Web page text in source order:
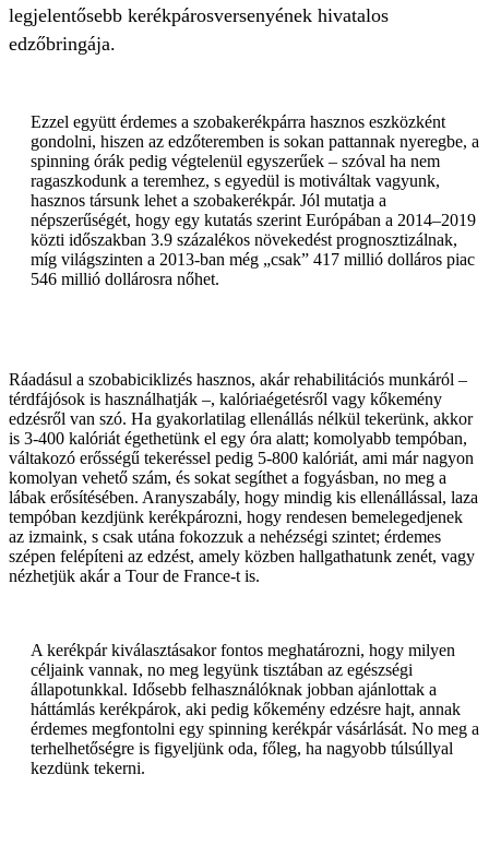
legjelentősebb kerékpárosversenyének hivatalos
edzőbringája.
Ezzel együtt érdemes a szobakerékpárra hasznos eszközként
gondolni, hiszen az edzőteremben is sokan pattannak nyeregbe, a
spinning órák pedig végtelenül egyszerűek – szóval ha nem
ragaszkodunk a teremhez, s egyedül is motiváltak vagyunk,
hasznos társunk lehet a szobakerékpár. Jól mutatja a
népszerűségét, hogy egy kutatás szerint Európában a 2014–2019
közti időszakban 3.9 százalékos növekedést prognosztizálnak,
míg világszinten a 2013-ban még „csak” 417 millió dolláros piac
546 millió dollárosra nőhet.
Ráadásul a szobabiciklizés hasznos, akár rehabilitációs munkáról –
térdfájósok is használhatják –, kalóriaégetésről vagy kőkemény
edzésről van szó. Ha gyakorlatilag ellenállás nélkül tekerünk, akkor
is 3-400 kalóriát égethetünk el egy óra alatt; komolyabb tempóban,
váltakozó erősségű tekeréssel pedig 5-800 kalóriát, ami már nagyon
komolyan vehető szám, és sokat segíthet a fogyásban, no meg a
lábak erősítésében. Aranyszabály, hogy mindig kis ellenállással, laza
tempóban kezdjünk kerékpározni, hogy rendesen bemelegedjenek
az izmaink, s csak utána fokozzuk a nehézségi szintet; érdemes
szépen felépíteni az edzést, amely közben hallgathatunk zenét, vagy
nézhetjük akár a Tour de France-t is.
A kerékpár kiválasztásakor fontos meghatározni, hogy milyen
céljaink vannak, no meg legyünk tisztában az egészségi
állapotunkkal. Idősebb felhasználóknak jobban ajánlottak a
háttámlás kerékpárok, aki pedig kőkemény edzésre hajt, annak
érdemes megfontolni egy spinning kerékpár vásárlását. No meg a
terhelhetőségre is figyeljünk oda, főleg, ha nagyobb túlsúllyal
kezdünk tekerni.